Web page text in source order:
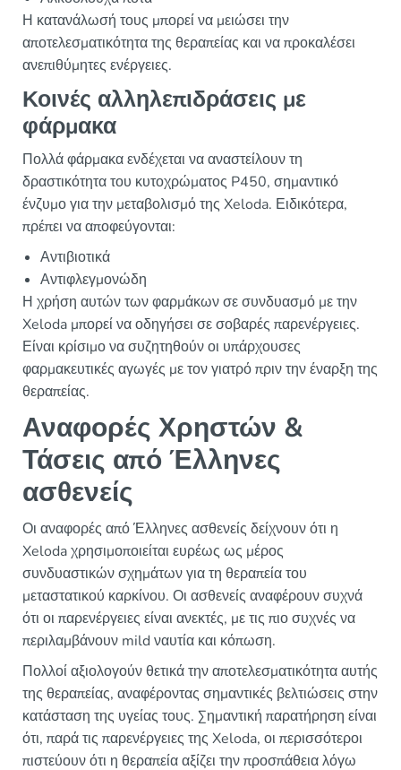
Η κατανάλωσή τους μπορεί να μειώσει την
αποτελεσματικότητα της θεραπείας και να προκαλέσει
ανεπιθύμητες ενέργειες.
Κοινές αλληλεπιδράσεις με
φάρμακα
Πολλά φάρμακα ενδέχεται να αναστείλουν τη
δραστικότητα του κυτοχρώματος P450, σημαντικό
ένζυμο για την μεταβολισμό της Xeloda. Ειδικότερα,
πρέπει να αποφεύγονται:
Αντιβιοτικά
Αντιφλεγμονώδη
Η χρήση αυτών των φαρμάκων σε συνδυασμό με την
Xeloda μπορεί να οδηγήσει σε σοβαρές παρενέργειες.
Είναι κρίσιμο να συζητηθούν οι υπάρχουσες
φαρμακευτικές αγωγές με τον γιατρό πριν την έναρξη της
θεραπείας.
Αναφορές Χρηστών &
Τάσεις από Έλληνες
ασθενείς
Οι αναφορές από Έλληνες ασθενείς δείχνουν ότι η
Xeloda χρησιμοποιείται ευρέως ως μέρος
συνδυαστικών σχημάτων για τη θεραπεία του
μεταστατικού καρκίνου. Οι ασθενείς αναφέρουν συχνά
ότι οι παρενέργειες είναι ανεκτές, με τις πιο συχνές να
περιλαμβάνουν mild ναυτία και κόπωση.
Πολλοί αξιολογούν θετικά την αποτελεσματικότητα αυτής
της θεραπείας, αναφέροντας σημαντικές βελτιώσεις στην
κατάσταση της υγείας τους. Σημαντική παρατήρηση είναι
ότι, παρά τις παρενέργειες της Xeloda, οι περισσότεροι
πιστεύουν ότι η θεραπεία αξίζει την προσπάθεια λόγω